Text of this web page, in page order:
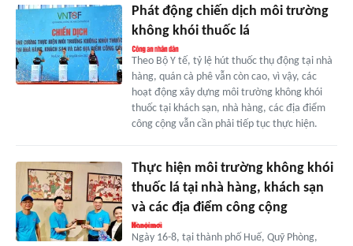
Phát động chiến dịch môi trường
không khói thuốc lá
Theo Bộ Y tế, tỷ lệ hút thuốc thụ động tại nhà
hàng, quán cà phê vẫn còn cao, vì vậy, các
hoạt động xây dựng môi trường không khói
thuốc tại khách sạn, nhà hàng, các địa điểm
công cộng vẫn cần phải tiếp tục thực hiện.
Thực hiện môi trường không khói
thuốc lá tại nhà hàng, khách sạn
và các địa điểm công cộng
Ngày 16-8, tại thành phố Huế, Quỹ Phòng,